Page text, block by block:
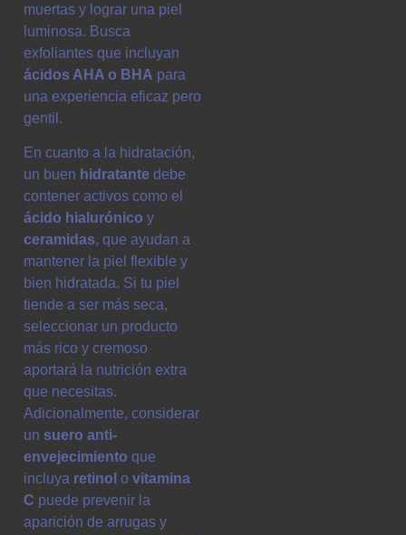
muertas y lograr una piel
luminosa. Busca
exfoliantes que incluyan
ácidos AHA o BHA para
una experiencia eficaz pero
gentil.
En cuanto a la hidratación,
un buen hidratante debe
contener activos como el
ácido hialurónico y
ceramidas, que ayudan a
mantener la piel flexible y
bien hidratada. Si tu piel
tiende a ser más seca,
seleccionar un producto
más rico y cremoso
aportará la nutrición extra
que necesitas.
Adicionalmente, considerar
un suero anti-
envejecimiento que
incluya retinol o vitamina
C puede prevenir la
aparición de arrugas y